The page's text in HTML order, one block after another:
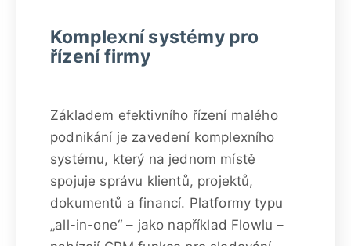
Komplexní systémy pro
řízení firmy
Základem efektivního řízení malého
podnikání je zavedení komplexního
systému, který na jednom místě
spojuje správu klientů, projektů,
dokumentů a financí. Platformy typu
„all-in-one“ – jako například Flowlu –